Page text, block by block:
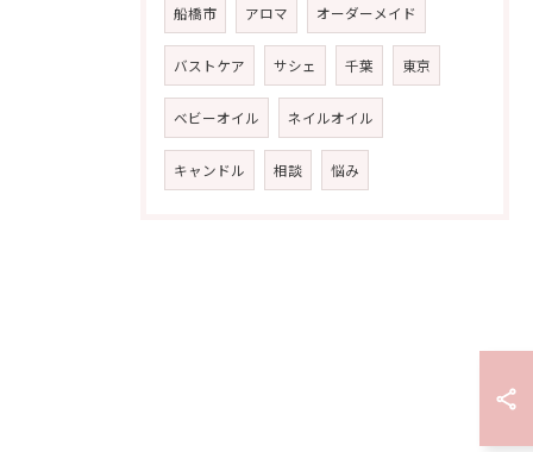
船橋市 アロマ オーダーメイド
バストケア サシェ 千葉 東京
ベビーオイル ネイルオイル
キャンドル 相談 悩み